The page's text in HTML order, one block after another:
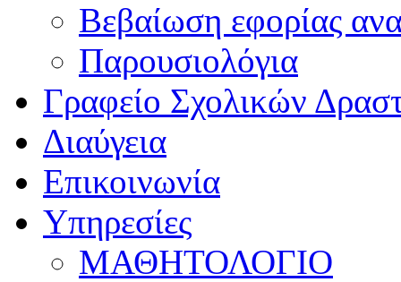
Βεβαίωση εφορίας
Παρουσιολόγια
Γραφείο Σχολικών
Διαύγεια
Επικοινωνία
Υπηρεσίες
ΜΑΘΗΤΟΛΟΓΙΟ